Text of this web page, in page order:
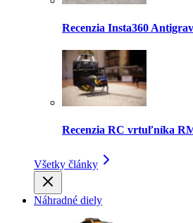
Recenzia Insta360
Recenzia RC vrtuľníka
Všetky články
Náhradné diely